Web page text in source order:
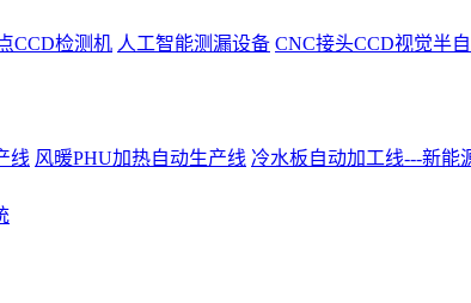
CCD检测机 人工智能测漏设备 CNC接头CCD视觉半
线 风暖PHU加热自动生产线 冷水板自动加工线---新能